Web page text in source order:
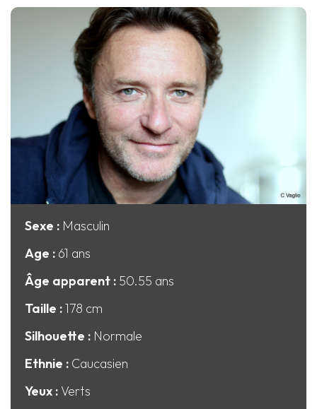
Sexe : Masculin
Age : 61 ans
Âge apparent : 50.55 ans
Taille :178 cm
Silhouette : Normale
Ethnie : Caucasien
Yeux : Verts